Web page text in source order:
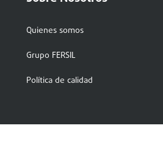
Quienes somos
Grupo FERSIL
Política de calidad